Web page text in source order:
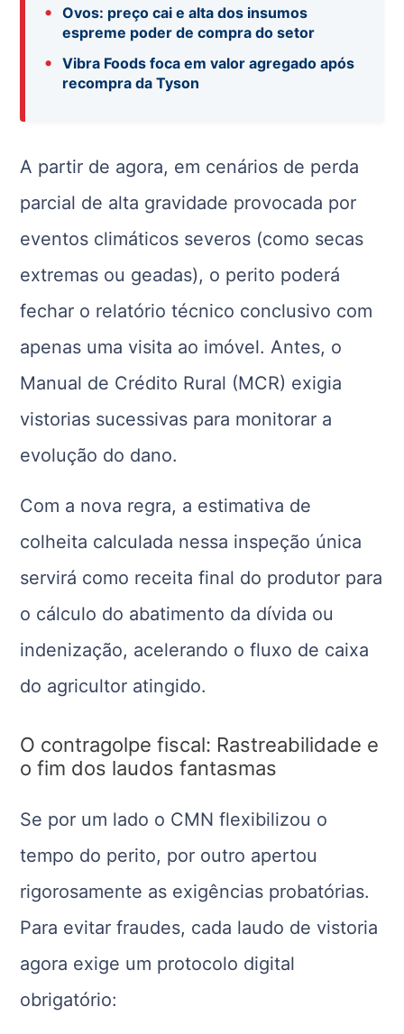
•
Ovos: preço cai e alta dos insumos
espreme poder de compra do setor
•
Vibra Foods foca em valor agregado após
recompra da Tyson
A partir de agora, em cenários de perda
parcial de alta gravidade provocada por
eventos climáticos severos (como secas
extremas ou geadas), o perito poderá
fechar o relatório técnico conclusivo com
apenas uma visita ao imóvel. Antes, o
Manual de Crédito Rural (MCR) exigia
vistorias sucessivas para monitorar a
evolução do dano.
Com a nova regra, a estimativa de
colheita calculada nessa inspeção única
servirá como receita final do produtor para
o cálculo do abatimento da dívida ou
indenização, acelerando o fluxo de caixa
do agricultor atingido.
O contragolpe fiscal: Rastreabilidade e
o fim dos laudos fantasmas
Se por um lado o CMN flexibilizou o
tempo do perito, por outro apertou
rigorosamente as exigências probatórias.
Para evitar fraudes, cada laudo de vistoria
agora exige um protocolo digital
obrigatório: